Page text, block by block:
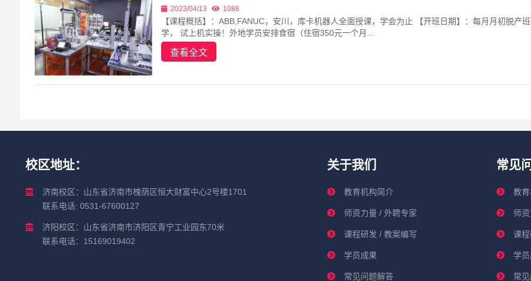
2023/04/13 1088
【课程概括】：ABB,FANUC，安川，库卡机器人全面授课，学会为止 【开班日期】：每月月初脱
学， 试上机实操！外地学员安排食宿（住宿350元一个月...
查看全文
校区地址：
济南校区：山东省济南市槐荫区恒大财富中心2号楼1701
联系电话: 0531-67600127
济阳校区：山东省济南市济阳区青宁工业园东70米
联系电话：15169019402
关于我们
教育机构简介
师资力量 / 外聘专家
课程研发 / 教案编写
学员成果
常见问题解答
常见
教
师
课
学
常